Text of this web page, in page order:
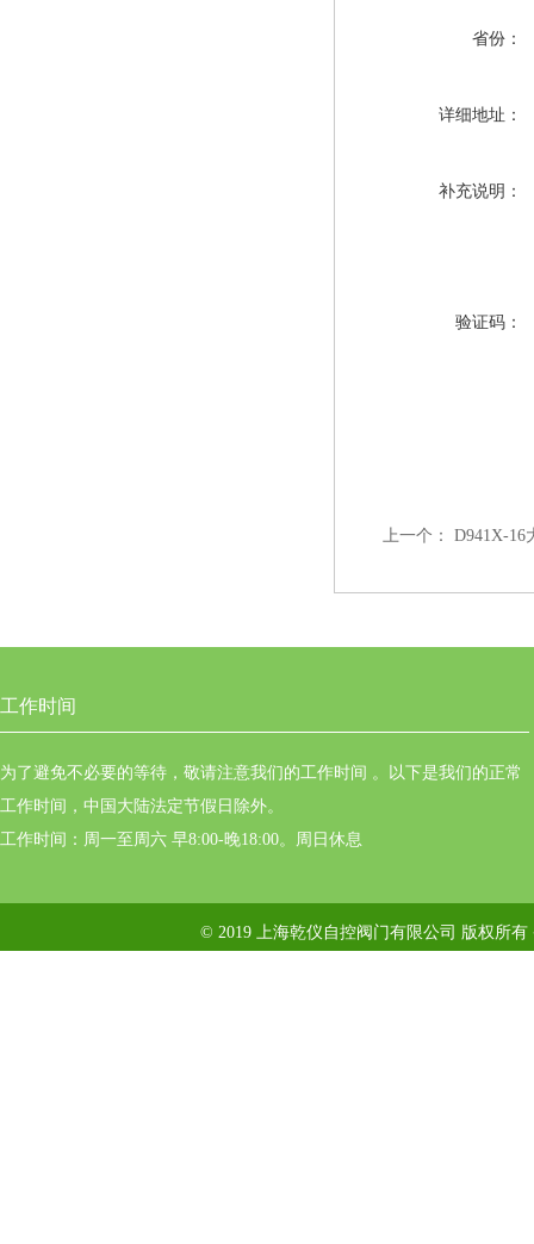
省份：
详细地址：
补充说明：
验证码：
上一个： D941X-16
工作时间
为了避免不必要的等待，敬请注意我们的工作时间 。以下是我们的正常
工作时间，中国大陆法定节假日除外。
工作时间：周一至周六 早8:00-晚18:00。周日休息
© 2019 上海乾仪自控阀门有限公司 版权所有